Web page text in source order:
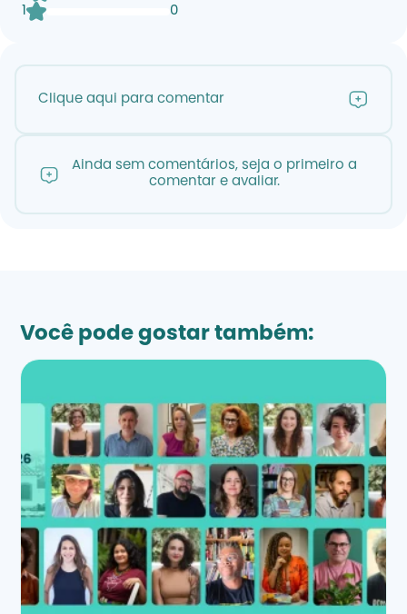
1
0
Clique aqui para comentar
Ainda sem comentários, seja o primeiro a
comentar e avaliar.
Você pode gostar também: